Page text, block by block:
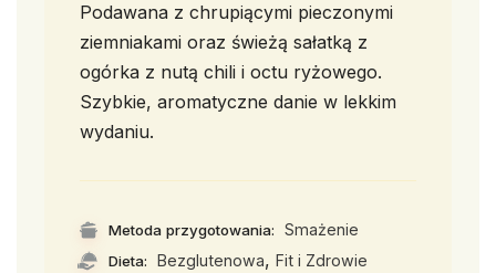
Podawana z chrupiącymi pieczonymi
ziemniakami oraz świeżą sałatką z
ogórka z nutą chili i octu ryżowego.
Szybkie, aromatyczne danie w lekkim
wydaniu.
Metoda przygotowania: Smażenie
Dieta: Bezglutenowa, Fit i Zdrowie